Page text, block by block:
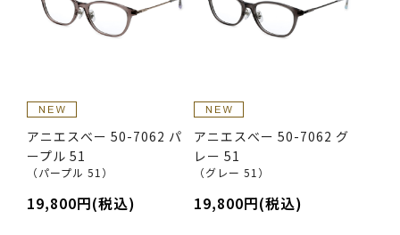
アニエスべー 50-7062 パ
ープル 51
（パープル 51）
19,800円(税込)
アニエスべー 50-7062 グ
レー 51
（グレー 51）
19,800円(税込)